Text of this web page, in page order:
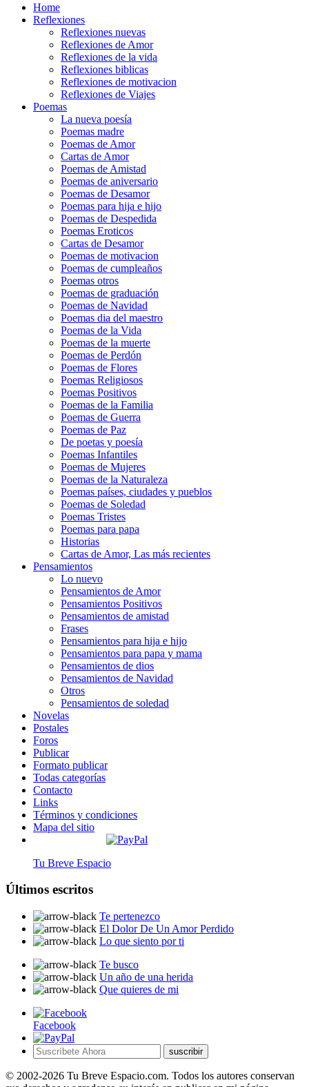
Home
Reflexiones
Reflexiones nuevas
Reflexiones de Amor
Reflexiones de la vida
Reflexiones biblicas
Reflexiones de motivacion
Reflexiones de Viajes
Poemas
La nueva poesía
Poemas madre
Poemas de Amor
Cartas de Amor
Poemas de Amistad
Poemas de aniversario
Poemas de Desamor
Poemas para hija e hijo
Poemas de Despedida
Poemas Eroticos
Cartas de Desamor
Poemas de motivacion
Poemas de cumpleaños
Poemas otros
Poemas de graduación
Poemas de Navidad
Poemas dia del maestro
Poemas de la Vida
Poemas de la muerte
Poemas de Perdón
Poemas de Flores
Poemas Religiosos
Poemas Positivos
Poemas de la Familia
Poemas de Guerra
Poemas de Paz
De poetas y poesía
Poemas Infantiles
Poemas de Mujeres
Poemas de la Naturaleza
Poemas países, ciudades y pueblos
Poemas de Soledad
Poemas Tristes
Poemas para papa
Historias
Cartas de Amor, Las más recientes
Pensamientos
Lo nuevo
Pensamientos de Amor
Pensamientos Positivos
Pensamientos de amistad
Frases
Pensamientos para hija e hijo
Pensamientos para papa y mama
Pensamientos de dios
Pensamientos de Navidad
Otros
Pensamientos de soledad
Novelas
Postales
Foros
Publicar
Formato publicar
Todas categorías
Contacto
Links
Términos y condiciones
Mapa del sitio
Tu Breve Espacio
Últimos escritos
Te pertenezco
El Dolor De Un Amor Perdido
Lo que siento por ti
Te busco
Un año de una herida
Que quieres de mi
Facebook
suscribir
© 2002-2026 Tu Breve Espacio.com. Todos los autores conservan